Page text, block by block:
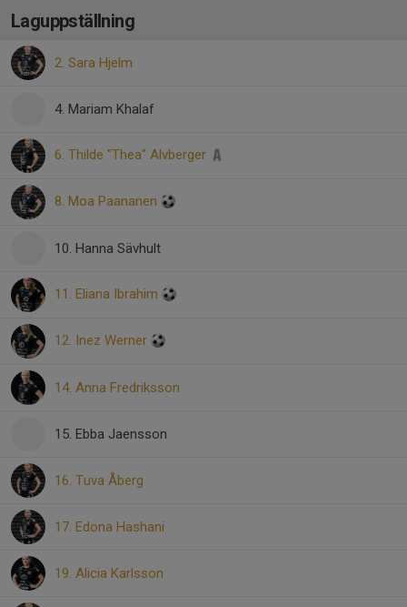
Laguppställning
2. Sara Hjelm
4. Mariam Khalaf
6. Thilde "Thea" Alvberger
8. Moa Paananen
10. Hanna Sävhult
11. Eliana Ibrahim
12. Inez Werner
14. Anna Fredriksson
15. Ebba Jaensson
16. Tuva Åberg
17. Edona Hashani
19. Alicia Karlsson